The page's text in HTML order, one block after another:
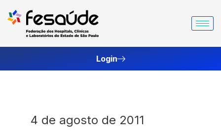
para
Login
4 de agosto de 2011